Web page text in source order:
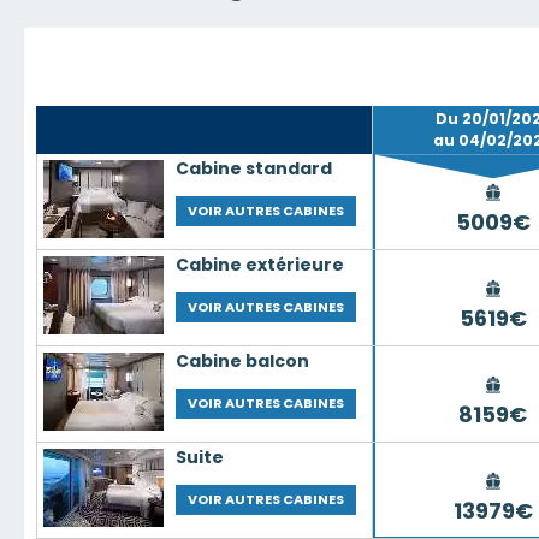
Cabine standard
VOIR AUTRES CABINES
Cabine extérieure
VOIR AUTRES CABINES
Cabine balcon
VOIR AUTRES CABINES
Suite
VOIR AUTRES CABINES
Du 20/01/
au 04/02/
5009€
5619€
8159€
13979€